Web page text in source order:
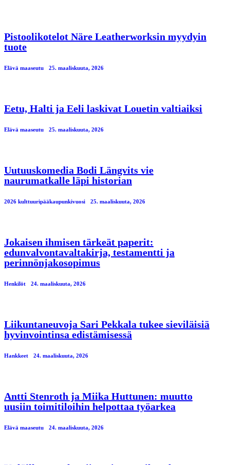
Pistoolikotelot Näre Leatherworksin myydyin
tuote
Elävä maaseutu 25. maaliskuuta, 2026
Eetu, Halti ja Eeli laskivat Louetin valtiaiksi
Elävä maaseutu 25. maaliskuuta, 2026
Uutuuskomedia Bodi Längvits vie
naurumatkalle läpi historian
2026 kulttuuripääkaupunkivuosi 25. maaliskuuta, 2026
Jokaisen ihmisen tärkeät paperit:
edunvalvontavaltakirja, testamentti ja
perinnönjakosopimus
Henkilöt 24. maaliskuuta, 2026
Liikuntaneuvoja Sari Pekkala tukee sieviläisiä
hyvinvointinsa edistämisessä
Hankkeet 24. maaliskuuta, 2026
Antti Stenroth ja Miika Huttunen: muutto
uusiin toimitiloihin helpottaa työarkea
Elävä maaseutu 24. maaliskuuta, 2026